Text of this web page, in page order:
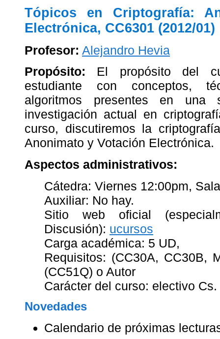
Tópicos en Criptografía:
Electrónica, CC6301 (2012/01)
Profesor: Alejandro Hevia
Propósito: El propósito del
estudiante con conceptos,
algoritmos presentes en una
investigación actual en
curso, discutiremos la
Anonimato y Votación Electrónica.
Aspectos administrativos:
Cátedra: Viernes 12:00pm,
Auxiliar: No hay.
Sitio web oficial
Discusión): ucursos
Carga académica: 5 UD,
Requisitos: (CC30A, CC30B,
(CC51Q) o Autor
Carácter del curso: electivo
Novedades
Calendario de próximas